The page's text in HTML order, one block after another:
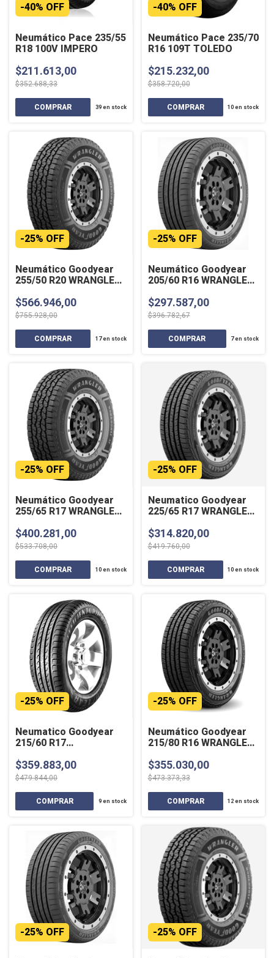
Neumático Pace 235/55
R18 100V IMPERO
-40% OFF
$211.613,00
$352.688,33
39en stock
Neumático Pace 235/70
R16 109T TOLEDO
-40% OFF
$215.232,00
$358.720,00
10 en stock
Neumático Goodyear
255/50 R20 WRANGLER
-25% OFF
$566.946,00
$755.928,00
17en stock
Neumático Goodyear
205/60 R16 WRANGLER
-25% OFF
$297.587,00
$396.782,67
7en stock
Neumático Goodyear
255/65 R17 WRANGLER
SL
-25% OFF
$400.281,00
$533.708,00
10en stock
Neumatico Goodyear
225/65 R17 WRANGLER
-25% OFF
$314.820,00
$419.760,00
10 en stock
Neumatico Goodyear
215/60 R17
96H SL
-25% OFF
$359.883,00
$479.844,00
9en stock
Neumático Goodyear
215/80 R16 WRANGLER
-25% OFF
$355.030,00
$473.373,33
12 en stock
-25% OFF -25% OFF